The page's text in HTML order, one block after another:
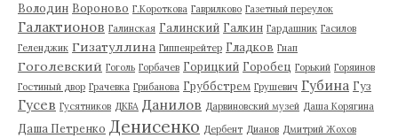
Володин Вороново Г.Короткова Гаврилково Газетный переулок
Галактионов Галинская Галинский Галкин Гардашник Гасилов
Геленджик Гизатуллина Гиппенрейтер Гладков Гнап
Гоголевский Гоголь Горбачев Горицкий Горобец Горький Горяинов
Гостиный двор Грачевка Грибанова Груббстрем Грушевич Губина Гуз
Гусев Гусятников ДКБА Данилов Дарвиновский музей Даша Корягина
Даша Петренко Денисенко Дербент Дианов Дмитрий Жохов